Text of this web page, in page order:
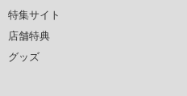
特集サイト
店舗特典
グッズ